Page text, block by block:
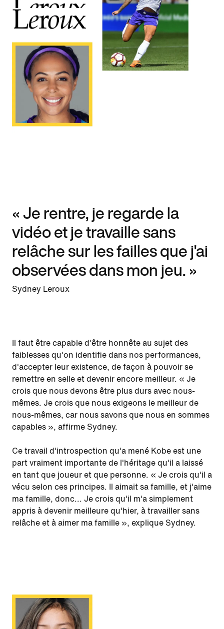
« Je rentre, je regarde la
vidéo et je travaille sans
relâche sur les failles que j'ai
observées dans mon jeu. »
Sydney Leroux
Il faut être capable d'être honnête au sujet des
faiblesses qu'on identifie dans nos performances,
d'accepter leur existence, de façon à pouvoir se
remettre en selle et devenir encore meilleur. « Je
crois que nous devons être plus durs avec nous-
mêmes. Je crois que nous exigeons le meilleur de
nous-mêmes, car nous savons que nous en sommes
capables », affirme Sydney.
Ce travail d'introspection qu'a mené Kobe est une
part vraiment importante de l'héritage qu'il a laissé
en tant que joueur et que personne. « Je crois qu'il a
vécu selon ces principes. Il aimait sa famille, et j'aime
ma famille, donc... Je crois qu'il m'a simplement
appris à devenir meilleure qu'hier, à travailler sans
relâche et à aimer ma famille », explique Sydney.